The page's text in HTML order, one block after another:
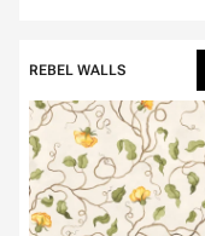
REBEL WALLS